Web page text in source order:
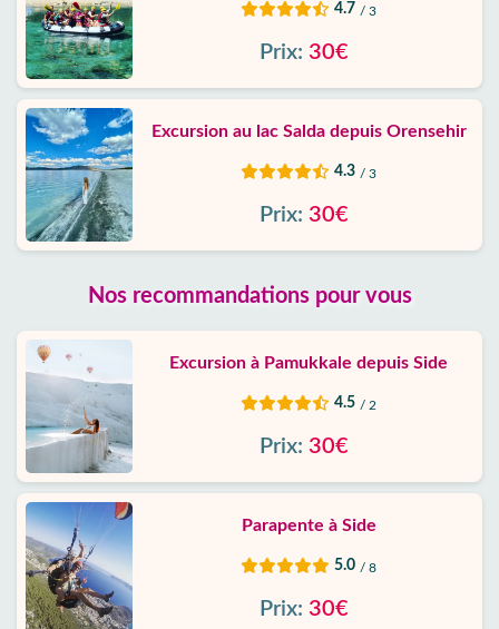
4.7 / 3
Prix: 30€
Excursion au lac Salda depuis Orensehir
4.3 / 3
Prix: 30€
Nos recommandations pour vous
Excursion à Pamukkale depuis Side
4.5 / 2
Prix: 30€
Parapente à Side
5.0 / 8
Prix: 30€